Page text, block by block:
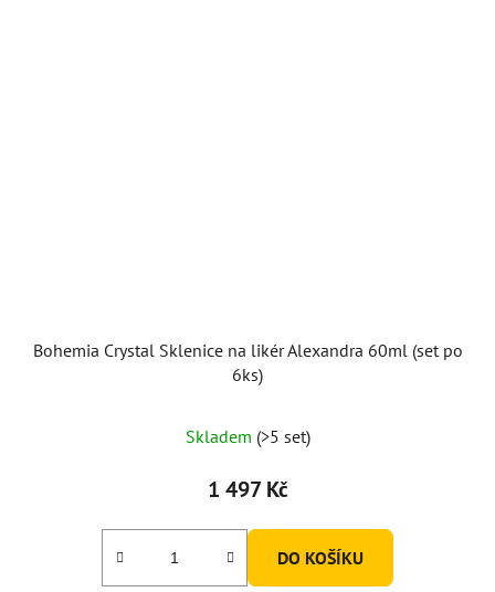
Bohemia Crystal Sklenice na likér Alexandra 60ml (set po
6ks)
Skladem (>5 set)
1 497 Kč
DO KOŠÍKU